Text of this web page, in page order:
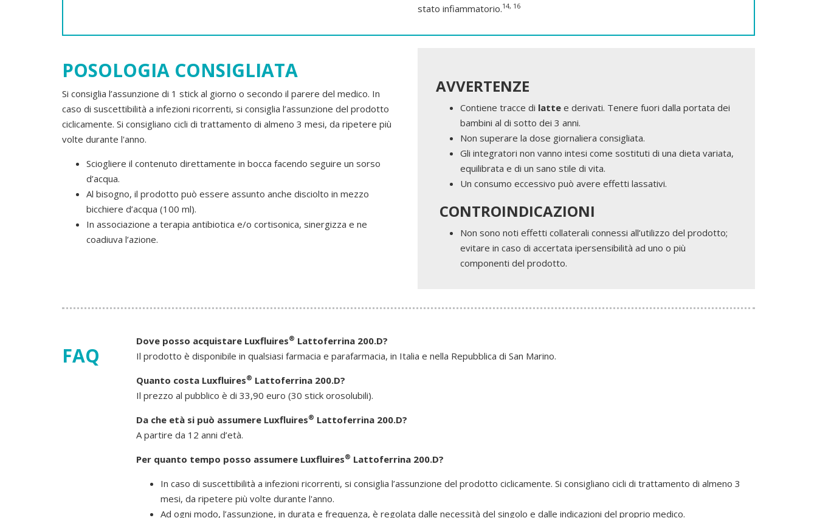
stato infiammatorio.14, 16
POSOLOGIA CONSIGLIATA
Si consiglia l’assunzione di 1 stick al giorno o secondo il parere del medico. In
caso di suscettibilità a infezioni ricorrenti, si consiglia l’assunzione del prodotto
ciclicamente. Si consigliano cicli di trattamento di almeno 3 mesi, da ripetere più
volte durante l'anno.
Sciogliere il contenuto direttamente in bocca facendo seguire un sorso
d’acqua.
Al bisogno, il prodotto può essere assunto anche disciolto in mezzo
bicchiere d’acqua (100 ml).
In associazione a terapia antibiotica e/o cortisonica, sinergizza e ne
coadiuva l’azione.
AVVERTENZE
Contiene tracce di latte e derivati. Tenere fuori dalla portata dei
bambini al di sotto dei 3 anni.
Non superare la dose giornaliera consigliata.
Gli integratori non vanno intesi come sostituti di una dieta variata,
equilibrata e di un sano stile di vita.
Un consumo eccessivo può avere effetti lassativi.
CONTROINDICAZIONI
Non sono noti effetti collaterali connessi all’utilizzo del prodotto;
evitare in caso di accertata ipersensibilità ad uno o più
componenti del prodotto.
FAQ
Dove posso acquistare Luxfluires® Lattoferrina 200.D?
Il prodotto è disponibile in qualsiasi farmacia e parafarmacia, in Italia e nella Repubblica di San Marino.
Quanto costa Luxfluires® Lattoferrina 200.D?
Il prezzo al pubblico è di 33,90 euro (30 stick orosolubili).
Da che età si può assumere Luxfluires® Lattoferrina 200.D?
A partire da 12 anni d’età.
Per quanto tempo posso assumere Luxfluires® Lattoferrina 200.D?
In caso di suscettibilità a infezioni ricorrenti, si consiglia l’assunzione del prodotto ciclicamente. Si consigliano cicli di trattamento di almeno 3
mesi, da ripetere più volte durante l'anno.
Ad ogni modo, l’assunzione, in durata e frequenza, è regolata dalle necessità del singolo e dalle indicazioni del proprio medico.